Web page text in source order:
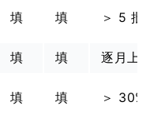
填 填 ＞ 5 批
填 填 逐月上升
填 填 ＞ 30%